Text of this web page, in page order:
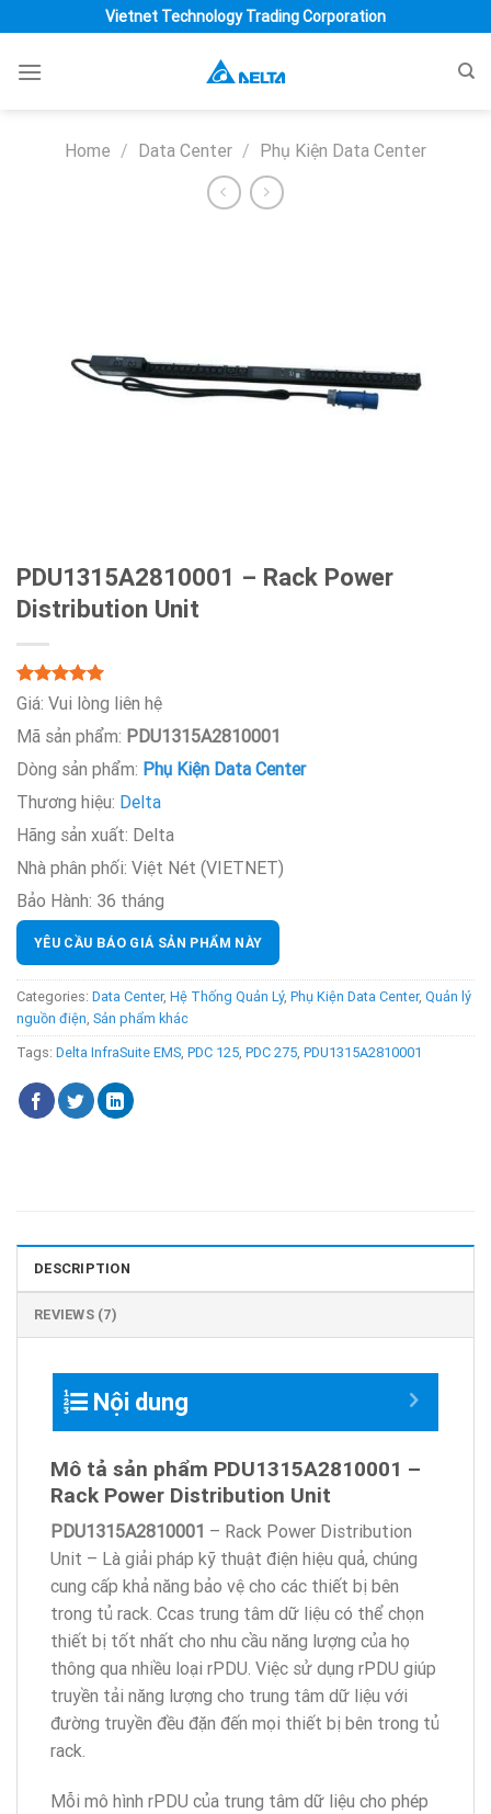
to
content
Vietnet Technology Trading Corporation
Home / Data Center / Phụ Kiện Data Center
PDU1315A2810001 – Rack Power
Distribution Unit
Rated5.00
based on
7
ratings
Giá: Vui lòng liên hệ
Mã sản phẩm: PDU1315A2810001
Dòng sản phẩm: Phụ Kiện Data Center
Thương hiệu: Delta
Hãng sản xuất: Delta
Nhà phân phối: Việt Nét (VIETNET)
Bảo Hành: 36 tháng
YÊU CẦU BÁO GIÁ SẢN PHẨM NÀY
Categories: Data Center, Hệ Thống Quản Lý, Phụ Kiện Data Center, Quản lý
nguồn điện Sản phẩm khác
Tags: Delta InfraSuite EMS PDC 125 PDC 275 PDU1315A2810001
DESCRIPTION
REVIEWS (7)
Nội dung
Mô tả sản phẩm PDU1315A2810001 –
Rack Power Distribution Unit
PDU1315A2810001 – Rack Power Distribution
Unit – Là giải pháp kỹ thuật điện hiệu quả, chúng
cung cấp khả năng bảo vệ cho các thiết bị bên
trong tủ rack. Ccas trung tâm dữ liệu có thể chọn
thiết bị tốt nhất cho nhu cầu năng lượng của họ
thông qua nhiều loại rPDU. Việc sử dụng rPDU giúp
truyền tải năng lượng cho trung tâm dữ liệu với
đường truyền đều đặn đến mọi thiết bị bên trong tủ
rack.
Mỗi mô hình rPDU của trung tâm dữ liệu cho phép